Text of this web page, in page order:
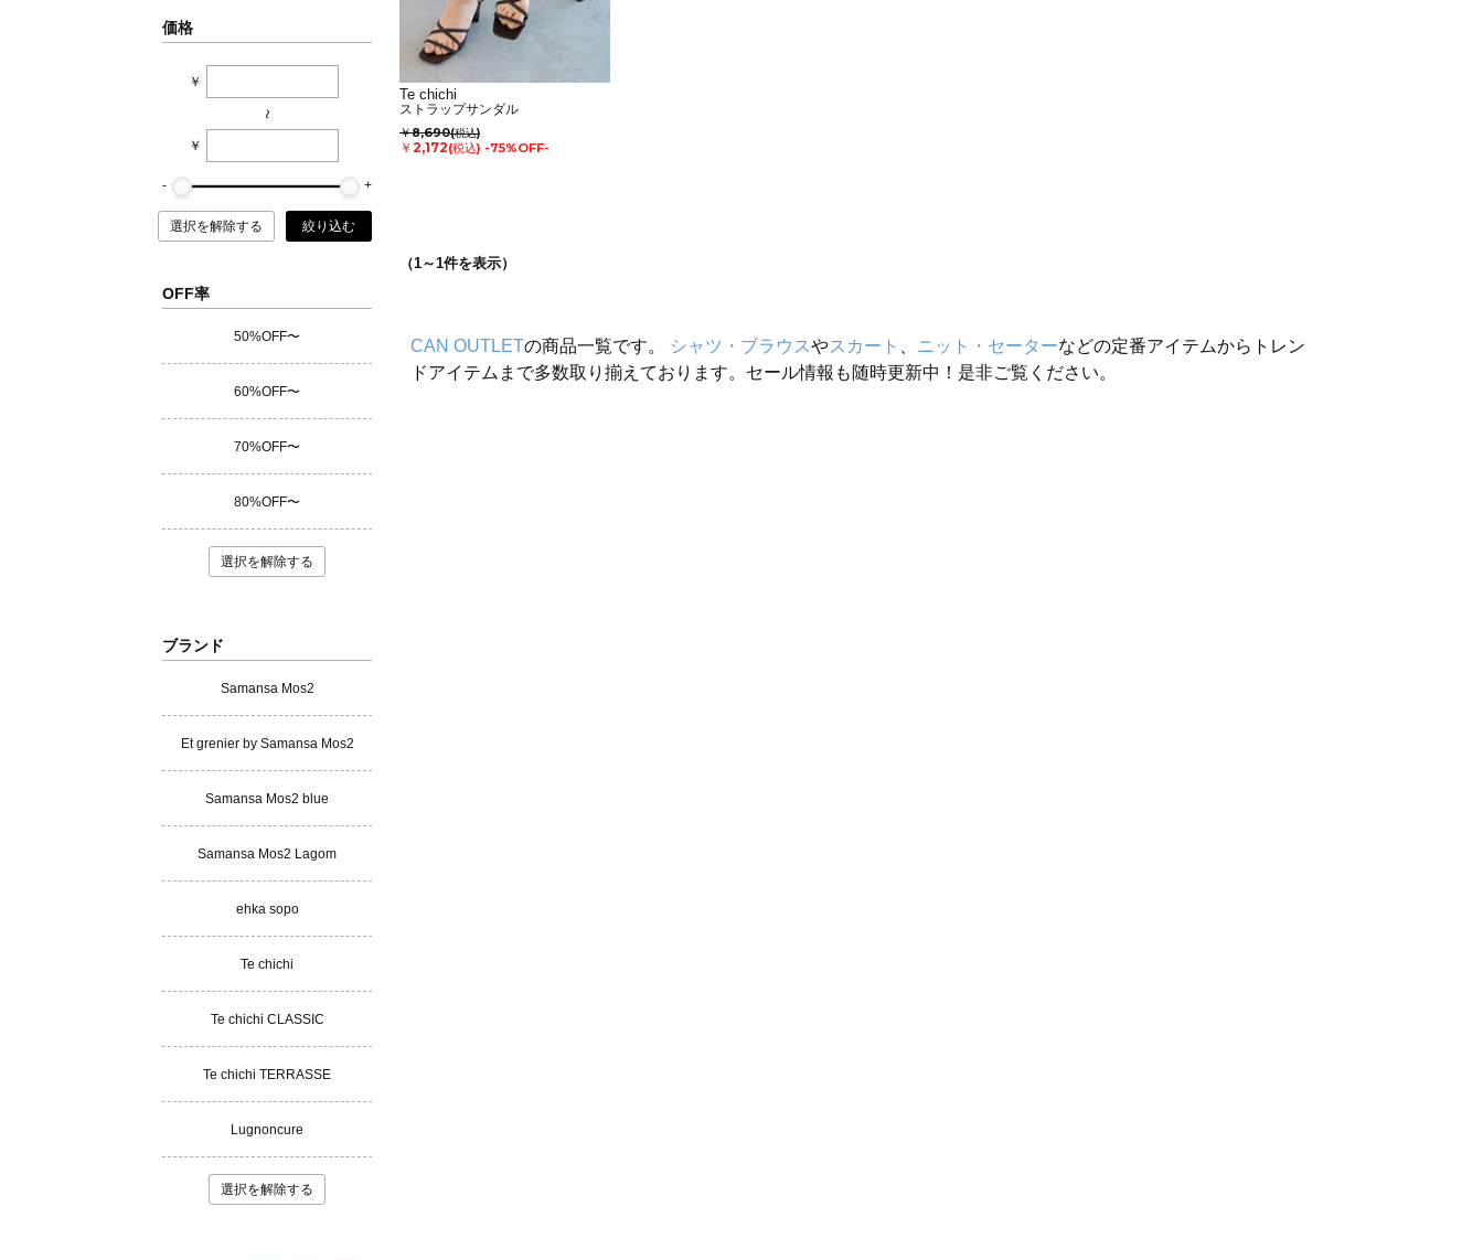
価格
￥
~
￥
選択を解除する 絞り込む
OFF率
50%OFF〜
60%OFF〜
70%OFF〜
80%OFF〜
選択を解除する
ブランド
Samansa Mos2
Et grenier by Samansa Mos2
Samansa Mos2 blue
Samansa Mos2 Lagom
ehka sopo
Te chichi
Te chichi CLASSIC
Te chichi TERRASSE
Lugnoncure
選択を解除する
Te chichi
ストラップサンダル
￥8,690(税込)
￥2,172(税込) -75%OFF-
（1～1件を表示）
CAN OUTLETの商品一覧です。 シャツ・ブラウスやスカート ニット・セーターなどの定番アイテムからトレン
ドアイテムまで多数取り揃えております。セール情報も随時更新中！是非ご覧ください。